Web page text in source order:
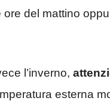
ore del mattino
l’inverno,
esterna